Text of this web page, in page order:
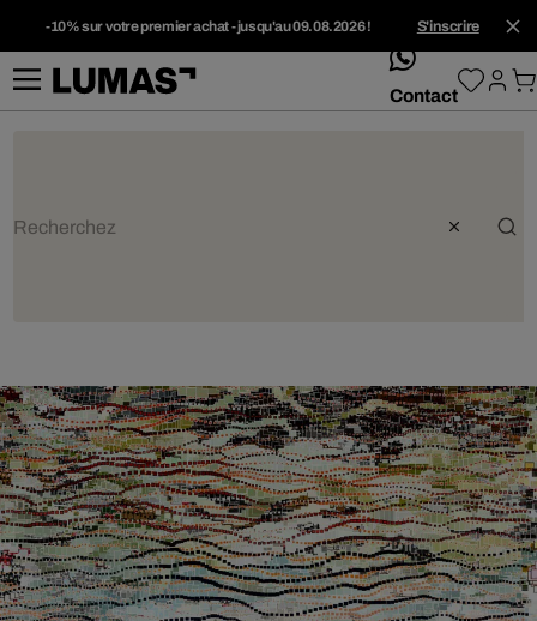
-10% sur votre premier achat - jusqu'au 09.08.2026 ! S'inscrire
whatsApp
Contact